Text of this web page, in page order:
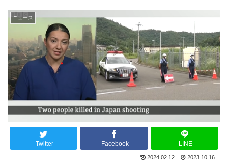
ニュース
Twitter Facebook LINE
2024.02.12 2023.10.16